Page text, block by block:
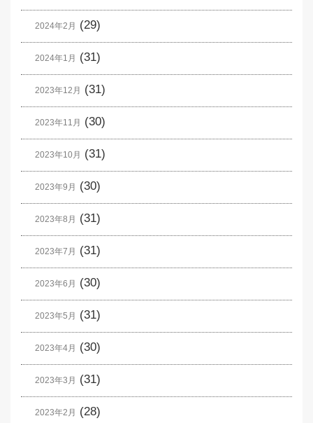
2024年2月 (29)
2024年1月 (31)
2023年12月 (31)
2023年11月 (30)
2023年10月 (31)
2023年9月 (30)
2023年8月 (31)
2023年7月 (31)
2023年6月 (30)
2023年5月 (31)
2023年4月 (30)
2023年3月 (31)
2023年2月 (28)